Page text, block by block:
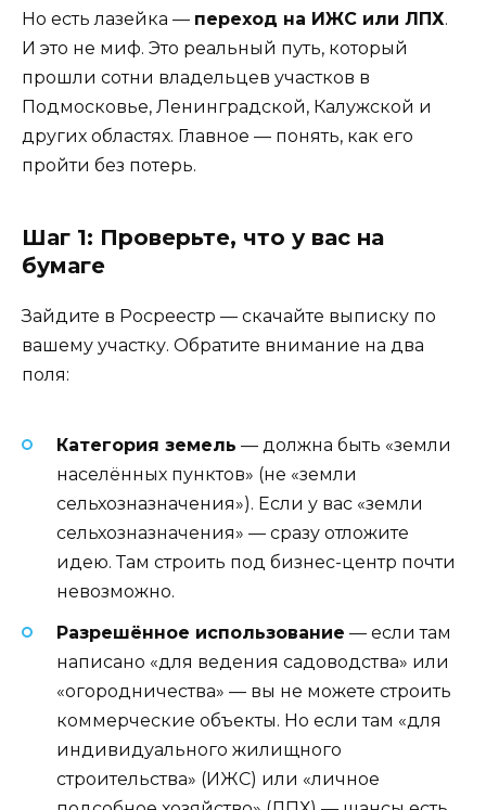
Но есть лазейка — переход на ИЖС или ЛПХ.
И это не миф. Это реальный путь, который
прошли сотни владельцев участков в
Подмосковье, Ленинградской, Калужской и
других областях. Главное — понять, как его
пройти без потерь.
Шаг 1: Проверьте, что у вас на
бумаге
Зайдите в Росреестр — скачайте выписку по
вашему участку. Обратите внимание на два
поля:
Категория земель — должна быть «земли
населённых пунктов» (не «земли
сельхозназначения»). Если у вас «земли
сельхозназначения» — сразу отложите
идею. Там строить под бизнес-центр почти
невозможно.
Разрешённое использование — если там
написано «для ведения садоводства» или
«огородничества» — вы не можете строить
коммерческие объекты. Но если там «для
индивидуального жилищного
строительства» (ИЖС) или «личное